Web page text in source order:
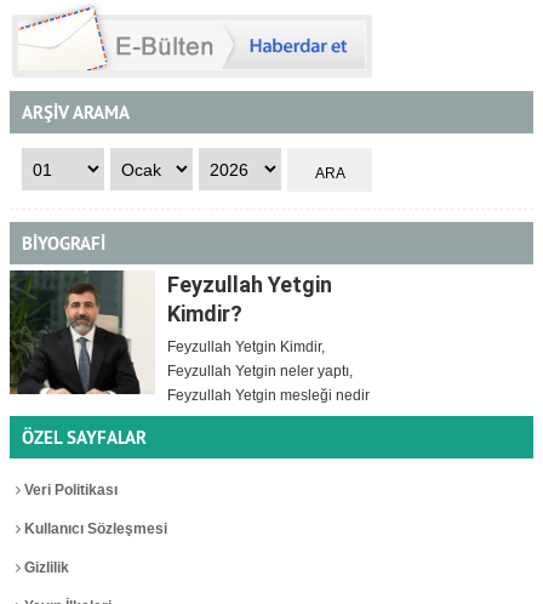
ARŞİV ARAMA
BİYOGRAFİ
Feyzullah Yetgin
Kimdir?
Feyzullah Yetgin Kimdir,
Feyzullah Yetgin neler yaptı,
Feyzullah Yetgin mesleği nedir
ÖZEL SAYFALAR
Veri Politikası
Kullanıcı Sözleşmesi
Gizlilik